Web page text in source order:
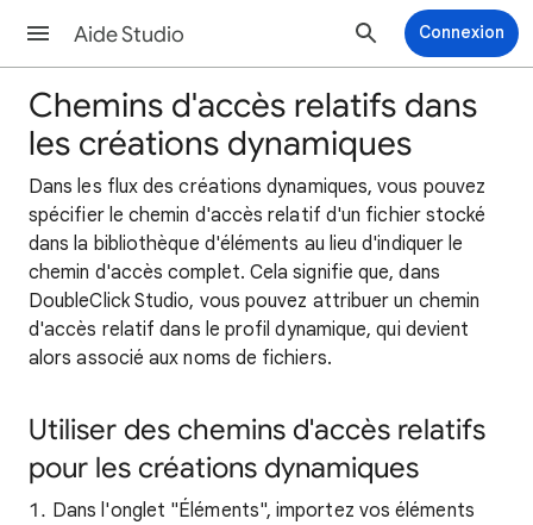
Aide Studio Connexion
Chemins d'accès relatifs dans
les créations dynamiques
Dans les flux des créations dynamiques, vous pouvez
spécifier le chemin d'accès relatif d'un fichier stocké
dans la bibliothèque d'éléments au lieu d'indiquer le
chemin d'accès complet. Cela signifie que, dans
DoubleClick Studio, vous pouvez attribuer un chemin
d'accès relatif dans le profil dynamique, qui devient
alors associé aux noms de fichiers.
Utiliser des chemins d'accès relatifs
pour les créations dynamiques
Dans l'onglet "Éléments", importez vos éléments